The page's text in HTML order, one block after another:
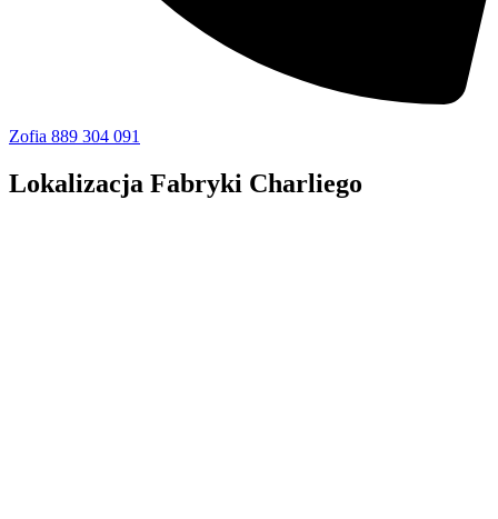
Zofia 889 304 091
Lokalizacja Fabryki Charliego